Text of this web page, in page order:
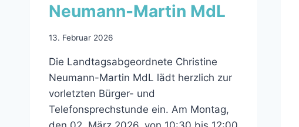
Neumann-Martin MdL
13. Februar 2026
Die Landtagsabgeordnete Christine
Neumann-Martin MdL lädt herzlich zur
vorletzten Bürger- und
Telefonsprechstunde ein. Am Montag,